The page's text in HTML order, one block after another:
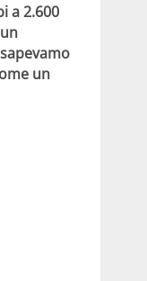
a 2.600
un